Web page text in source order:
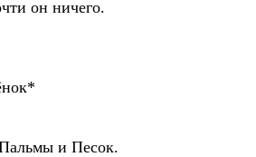
он ничего.
и Песок.